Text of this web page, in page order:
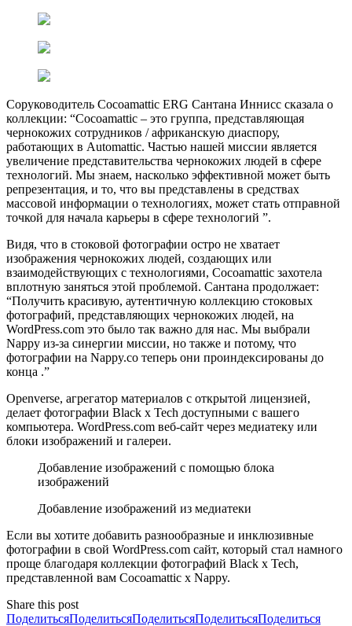
Соруководитель Cocoamattic ERG Сантана Иннисс сказала о
коллекции: “Cocoamattic – это группа, представляющая
чернокожих сотрудников / африканскую диаспору,
работающих в Automattic. Частью нашей миссии является
увеличение представительства чернокожих людей в сфере
технологий. Мы знаем, насколько эффективной может быть
репрезентация, и то, что вы представлены в средствах
массовой информации о технологиях, может стать отправной
точкой для начала карьеры в сфере технологий ”.
Видя, что в стоковой фотографии остро не хватает
изображения чернокожих людей, создающих или
взаимодействующих с технологиями, Cocoamattic захотела
вплотную заняться этой проблемой. Сантана продолжает:
“Получить красивую, аутентичную коллекцию стоковых
фотографий, представляющих чернокожих людей, на
WordPress.com это было так важно для нас. Мы выбрали
Nappy из-за синергии миссии, но также и потому, что
фотографии на Nappy.co теперь они проиндексированы до
конца .”
Openverse, агрегатор материалов с открытой лицензией,
делает фотографии Black x Tech доступными с вашего
компьютера. WordPress.com веб-сайт через медиатеку или
блоки изображений и галереи.
Добавление изображений с помощью блока
изображений
Добавление изображений из медиатеки
Если вы хотите добавить разнообразные и инклюзивные
фотографии в свой WordPress.com сайт, который стал намного
проще благодаря коллекции фотографий Black x Tech,
представленной вам Cocoamattic x Nappy.
Share this post
ПоделитьсяПоделитьсяПоделитьсяПоделитьсяПоделиться